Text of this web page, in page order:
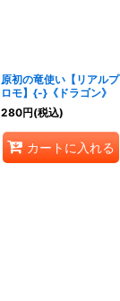
原初の竜使い【リアルプ
ロモ】{-}《ドラゴン》
280円(税込)
カートに入れる